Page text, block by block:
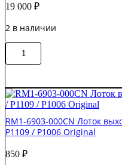
Выходной
HP
M1536
/
CP1525
19 000 ₽
2 в наличии
Количество
товара
000CN
Кассета
550лист
HP
LJ
Original
RM1-6903-000CN Лоток
P1109 / P1006 Original
850 ₽